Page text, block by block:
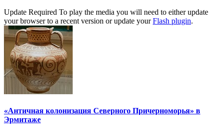
Update Required To play the media you will need to either update
your browser to a recent version or update yourFlash plugin.
«Античная колонизация Северного Причерноморья» в
Эрмитаже